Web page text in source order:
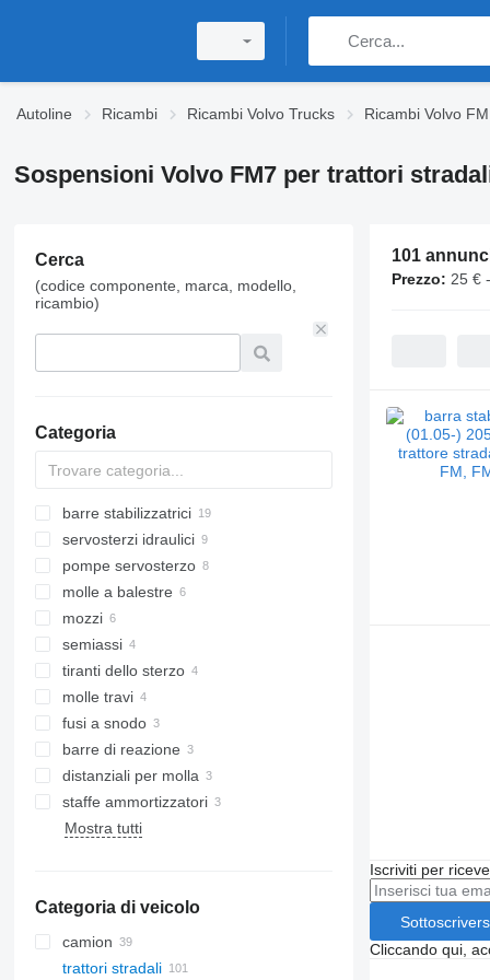
Autoline Ricambi Ricambi Volvo Trucks Ricambi Volvo FM
Sospensioni Volvo FM7 per trattori
Cerca
(codice componente, marca, modello,
ricambio)
Categoria
barre stabilizzatrici
servosterzi idraulici
pompe servosterzo
molle a balestre
mozzi
semiassi
tiranti dello sterzo
molle travi
fusi a snodo
barre di reazione
distanziali per molla
staffe ammortizzatori
Mostra tutti
Categoria di veicolo
camion
trattori stradali
101
Prezzo: 25 €
Iscriviti per
Cliccando qui,